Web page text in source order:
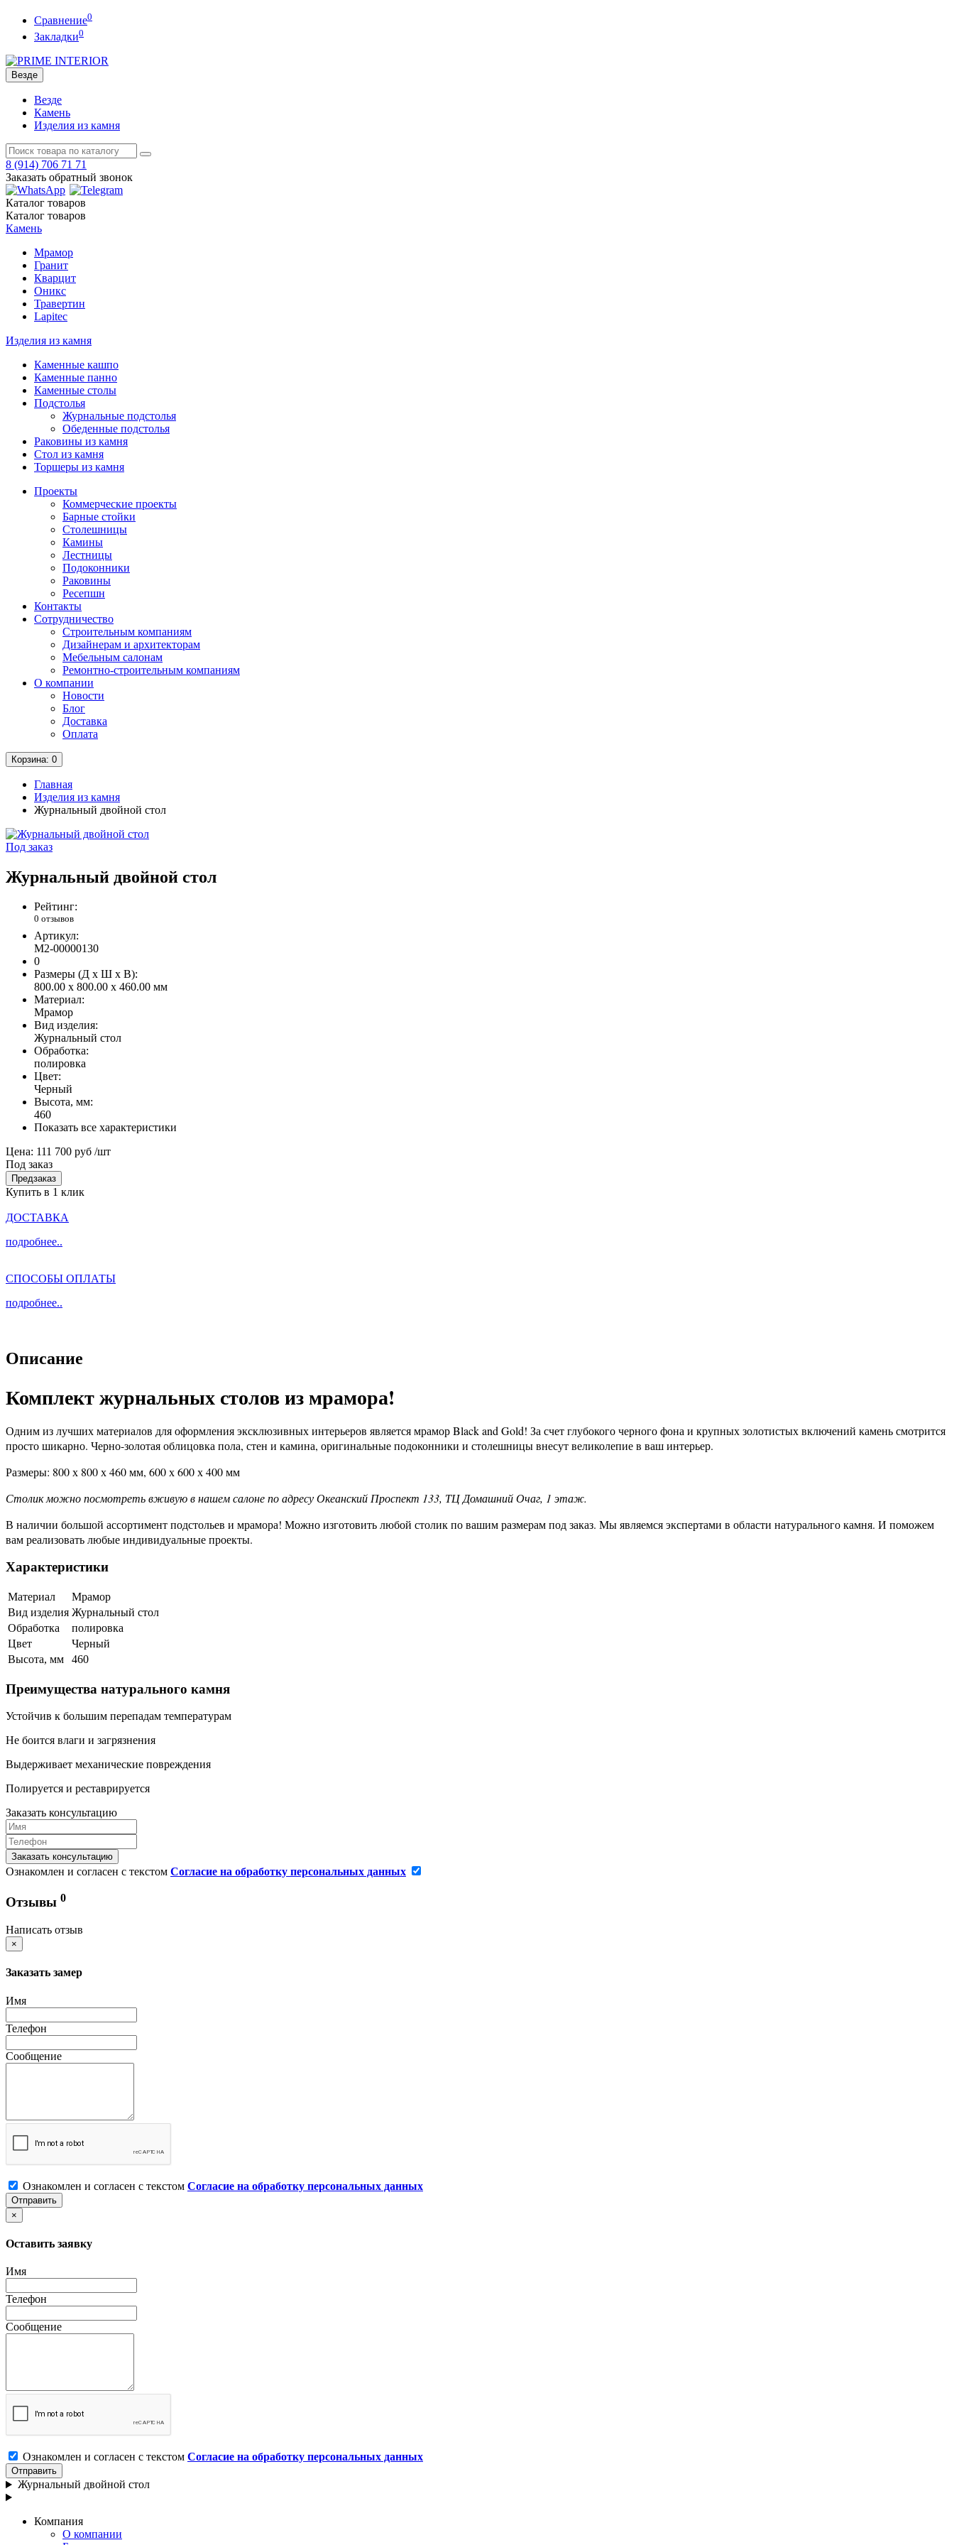
Сравнение0
Закладки0
Везде
Везде
Камень
Изделия из камня
8 (914) 706 71 71
Заказать обратный звонок
Каталог товаров
Каталог товаров
Камень
Мрамор
Гранит
Кварцит
Оникс
Травертин
Lapitec
Изделия из камня
Каменные кашпо
Каменные панно
Каменные столы
Подстолья
Журнальные подстолья
Обеденные подстолья
Раковины из камня
Стол из камня
Торшеры из камня
Проекты
Коммерческие проекты
Барные стойки
Столешницы
Камины
Лестницы
Подоконники
Раковины
Ресепшн
Контакты
Сотрудничество
Строительным компаниям
Дизайнерам и архитекторам
Мебельным салонам
Ремонтно-строительным компаниям
О компании
Новости
Блог
Доставка
Оплата
Корзина: 0
Главная
Изделия из камня
Журнальный двойной стол
Под заказ
Журнальный двойной стол
Рейтинг:
0 отзывов
Артикул:
М2-00000130
0
Размеры (Д x Ш x В):
800.00 x 800.00 x 460.00 мм
Материал:
Мрамор
Вид изделия:
Журнальный стол
Обработка:
полировка
Цвет:
Черный
Высота, мм:
460
Показать все характеристики
Цена: 111 700 руб /шт
Под заказ
Предзаказ
Купить в 1 клик
ДОСТАВКА
подробнее..
СПОСОБЫ ОПЛАТЫ
подробнее..
Описание
Комплект журнальных столов из мрамора!
Одним из лучших материалов для оформления эксклюзивных интерьеров является мрамор Black and Gold! За счет глубокого черного фона и крупных золотистых включений камень смотрится
просто шикарно. Черно-золотая облицовка пола, стен и камина, оригинальные подоконники и столешницы внесут великолепие в ваш интерьер.
Размеры: 800 х 800 х 460 мм, 600 х 600 х 400 мм
Столик можно посмотреть вживую в нашем салоне по адресу Океанский Проспект 133, ТЦ Домашний Очаг, 1 этаж.
В наличии большой ассортимент подстольев и мрамора! Можно изготовить любой столик по вашим размерам под заказ. Мы являемся экспертами в области натурального камня. И поможем
вам реализовать любые индивидуальные проекты.
Характеристики
Материал
Мрамор
Вид изделия Журнальный стол
Обработка
полировка
Цвет
Черный
Высота, мм
460
Преимущества натурального камня
Устойчив к большим перепадам температурам
Не боится влаги и загрязнения
Выдерживает механические повреждения
Полируется и реставрируется
Заказать консультацию
Заказать консультацию
Ознакомлен и согласен с текстом Согласие на обработку персональных данных
Отзывы 0
Написать отзыв
×
Заказать замер
Имя
Телефон
Сообщение
Ознакомлен и согласен с текстом Согласие на обработку персональных данных
Отправить
×
Оставить заявку
Имя
Телефон
Сообщение
Ознакомлен и согласен с текстом Согласие на обработку персональных данных
Отправить
Журнальный двойной стол
Компания
О компании